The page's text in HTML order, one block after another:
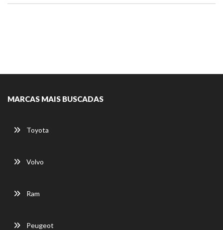
MARCAS MAIS BUSCADAS
Toyota
Volvo
Ram
Peugeot